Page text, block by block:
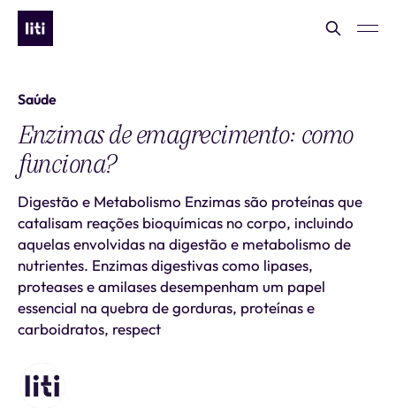
Saúde
Enzimas de emagrecimento: como
funciona?
Digestão e Metabolismo Enzimas são proteínas que
catalisam reações bioquímicas no corpo, incluindo
aquelas envolvidas na digestão e metabolismo de
nutrientes. Enzimas digestivas como lipases,
proteases e amilases desempenham um papel
essencial na quebra de gorduras, proteínas e
carboidratos, respect